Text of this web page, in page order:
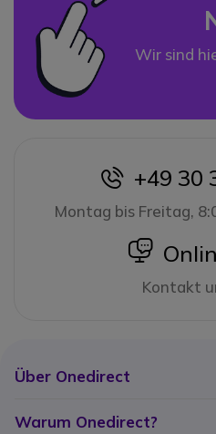
Wir sind
icon
+49 30
Montag bis Freitag,
icon
Kontakt
Über Onedirect
Warum Onedirect?